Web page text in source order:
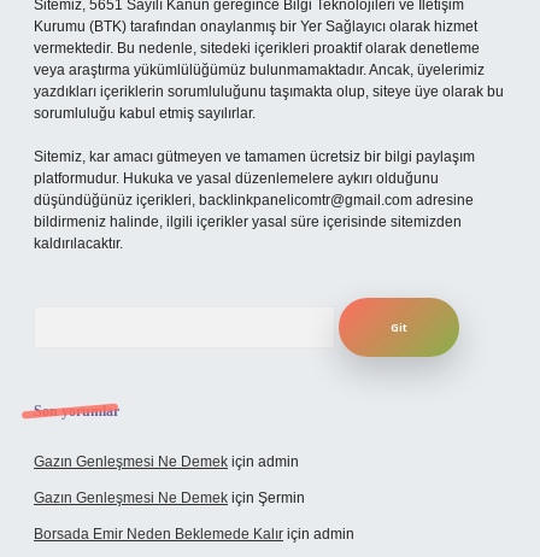
Sitemiz, 5651 Sayılı Kanun gereğince Bilgi Teknolojileri ve İletişim
Kurumu (BTK) tarafından onaylanmış bir Yer Sağlayıcı olarak hizmet
vermektedir. Bu nedenle, sitedeki içerikleri proaktif olarak denetleme
veya araştırma yükümlülüğümüz bulunmamaktadır. Ancak, üyelerimiz
yazdıkları içeriklerin sorumluluğunu taşımakta olup, siteye üye olarak bu
sorumluluğu kabul etmiş sayılırlar.
Sitemiz, kar amacı gütmeyen ve tamamen ücretsiz bir bilgi paylaşım
platformudur. Hukuka ve yasal düzenlemelere aykırı olduğunu
düşündüğünüz içerikleri, backlinkpanelicomtr@gmail.com adresine
bildirmeniz halinde, ilgili içerikler yasal süre içerisinde sitemizden
kaldırılacaktır.
Son yorumlar
Gazın Genleşmesi Ne Demek için admin
Gazın Genleşmesi Ne Demek için Şermin
Borsada Emir Neden Beklemede Kalır için admin